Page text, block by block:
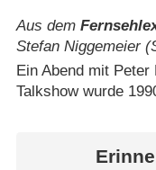
Aus dem
Stefan Niggemeier
Ein Abend mit
Talkshow wurde